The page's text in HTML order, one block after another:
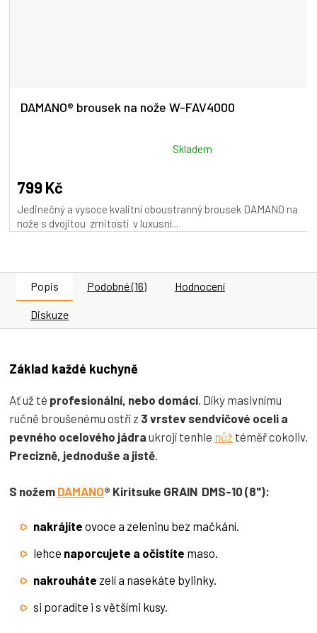
DAMANO® brousek na nože W-FAV4000
produktu
je
5,0
z
Skladem
799 Kč
Jedinečný a vysoce kvalitní oboustranný brousek DAMANO na
nože s dvojitou zrnitostí v luxusní...
Popis Podobné (16) Hodnocení
Diskuze
Základ každé kuchyně
Ať už té profesionální, nebo domácí . Díky masivnímu
ručně broušenému ostří z 3 vrstev sendvičové oceli a
pevného ocelového jádra ukrojí tenhle nůž téměř cokoliv.
Precizně, jednoduše a jistě
S nožem DAMANO® Kiritsuke GRAIN DMS-10 (8"):
nakrájíte ovoce a zeleninu bez mačkání.
lehce naporcujete a očistíte maso.
nakrouháte zelí a nasekáte bylinky.
si poradíte i s většími kusy.